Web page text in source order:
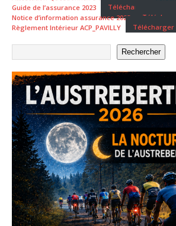
Guide de l’assurance 2023
Télécharger
Notice d’information assurance 2023
Règlement Intérieur ACP_PAVILLY
Télécharger
Rechercher